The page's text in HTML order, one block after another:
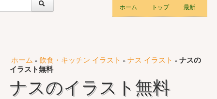
ホーム トップ 最新
ホーム » 飲食・キッチン イラスト » ナス イラスト » ナスの
イラスト無料
ナスのイラスト無料